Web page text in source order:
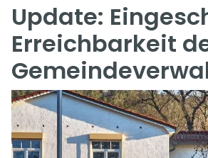
Update:
Erreichbarkeit